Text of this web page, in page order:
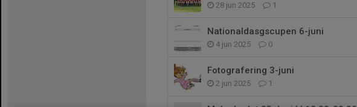
28 jun 2025 1
Nationaldasgscupen 6-juni
4 jun 2025 0
Fotografering 3-juni
2 jun 2025 1